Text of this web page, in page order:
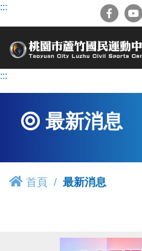
跳
容
:::
:::
最新消息
首頁 最新消息